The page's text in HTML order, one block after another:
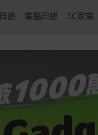
邊 電腦周邊 3C家電